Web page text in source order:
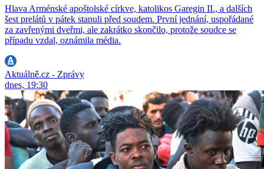
Hlava Arménské apoštolské církve, katolikos Garegin II., a dalších
šest prelátů v pátek stanuli před soudem. První jednání, uspořádané
za zavřenými dveřmi, ale zakrátko skončilo, protože soudce se
případu vzdal, oznámila média.
Aktuálně.cz - Zprávy
dnes, 19:30